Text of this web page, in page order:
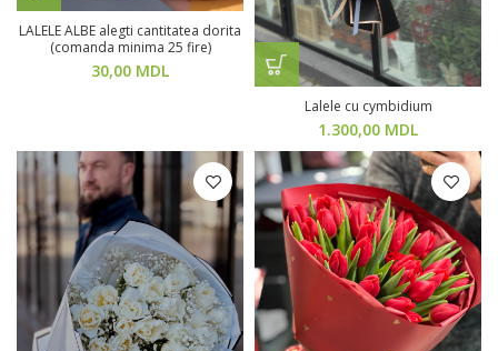
LALELE ALBE alegti cantitatea dorita
(comanda minima 25 fire)
30,00 MDL
Lalele cu cymbidium
1.300,00 MDL